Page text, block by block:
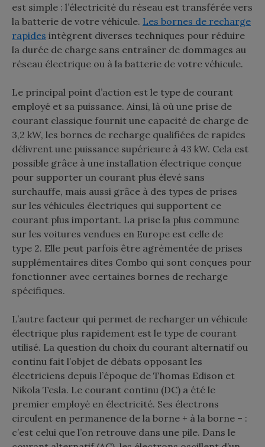
est simple : l’électricité du réseau est transférée vers
la batterie de votre véhicule. Les bornes de recharge
rapides intègrent diverses techniques pour réduire
la durée de charge sans entraîner de dommages au
réseau électrique ou à la batterie de votre véhicule.
Le principal point d’action est le type de courant
employé et sa puissance. Ainsi, là où une prise de
courant classique fournit une capacité de charge de
3,2 kW, les bornes de recharge qualifiées de rapides
délivrent une puissance supérieure à 43 kW. Cela est
possible grâce à une installation électrique conçue
pour supporter un courant plus élevé sans
surchauffe, mais aussi grâce à des types de prises
sur les véhicules électriques qui supportent ce
courant plus important. La prise la plus commune
sur les voitures vendues en Europe est celle de
type 2. Elle peut parfois être agrémentée de prises
supplémentaires dites Combo qui sont conçues pour
fonctionner avec certaines bornes de recharge
spécifiques.
L’autre facteur qui permet de recharger un véhicule
électrique plus rapidement est le type de courant
utilisé. La question du choix du courant alternatif ou
continu fait l’objet de débats opposant les
électriciens depuis l’époque de Thomas Edison et
Nikola Tesla. Le courant continu (DC) a été le
premier employé en électricité. Ses électrons
circulent en permanence de la borne + à la borne – :
c’est celui que l’on retrouve dans une pile. Dans le